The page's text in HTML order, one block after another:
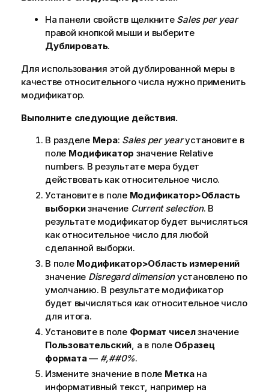
На панели свойств щелкните Sales per year
правой кнопкой мыши и выберите
Дублировать.
Для использования этой дублированной меры в
качестве относительного числа нужно применить
модификатор.
Выполните следующие действия.
В разделе Мера: Sales per yearустановите в
поле Модификатор значение Relative
numbers. В результате мера будет
действовать как относительное число.
Установите в поле Модификатор>Область
выборкизначение Current selection. В
результате модификатор будет вычисляться
как относительное число для любой
сделанной выборки.
В поле Модификатор>Область измерений
значение Disregard dimensionустановлено по
умолчанию. В результате модификатор
будет вычисляться как относительное число
для итога.
Установите в поле Формат чиселзначение
Пользовательский , а в поле Образец
формата— #,##0%.
Измените значение в поле Меткана
информативный текст, например на